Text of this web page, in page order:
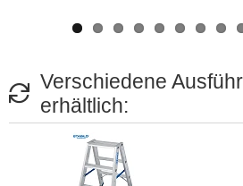
Verschiedene
erhältlich: